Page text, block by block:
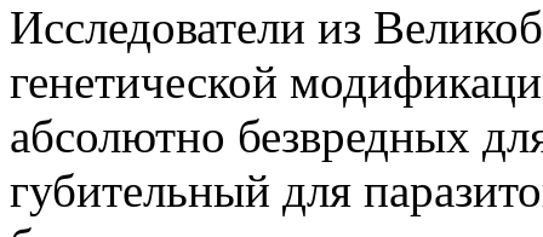
Исследователи из
генетической
абсолютно безвредных
губительный для